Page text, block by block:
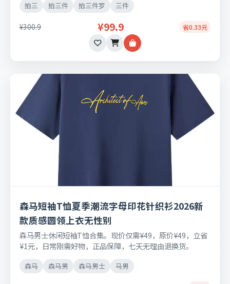
拍三 拍三件 拍三件罗 三件
¥300.9 ¥99.9 省0.33元
森马短袖T恤夏季潮流字母印花针织衫2026新
款质感圆领上衣无性别
森马男士休闲短袖T恤合集。现价仅需¥49，原价¥49，立省
¥1元，日常刚需好物，正品保障，七天无理由退换货。
森马 森马男 森马男士 马男